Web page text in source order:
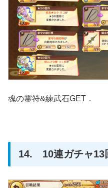
魂の霊符&練武石GET．
14. 10連ガチャ13